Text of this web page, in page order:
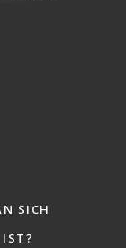
SICH